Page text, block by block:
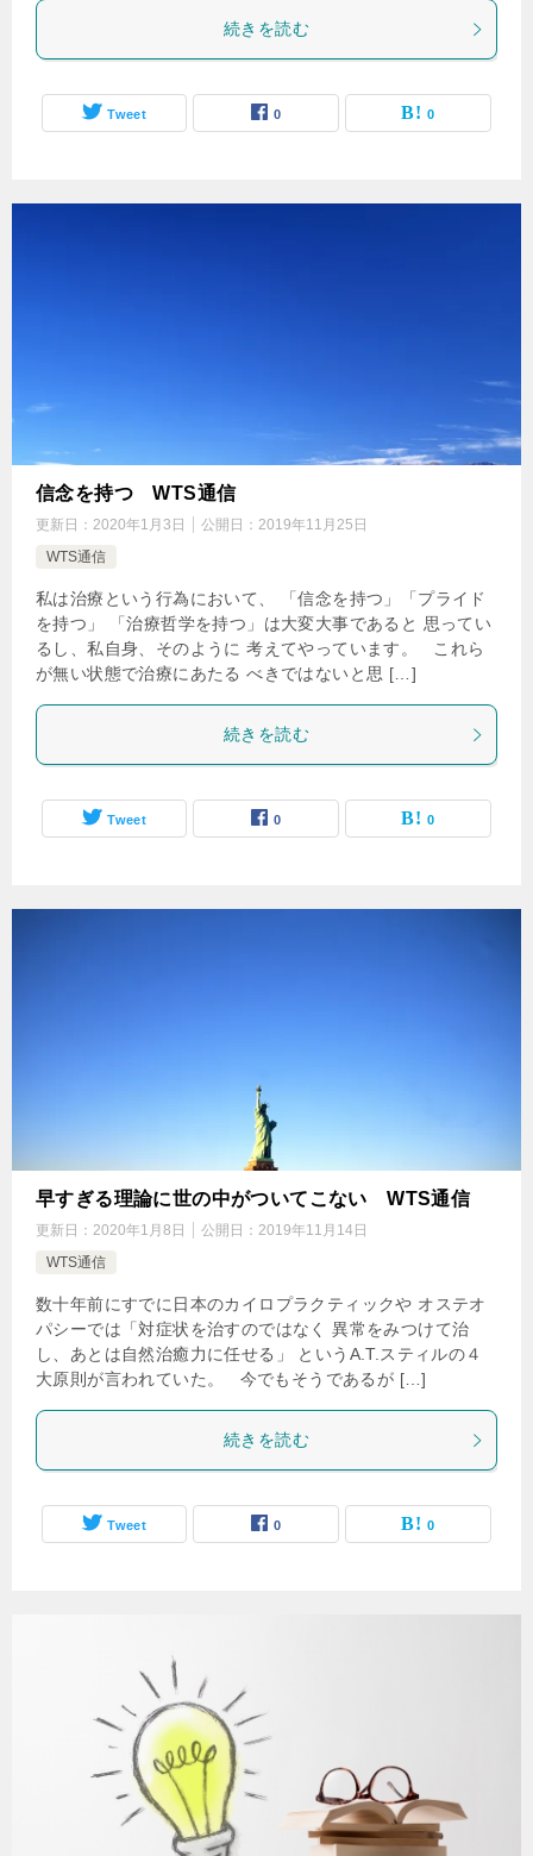
続きを読む
Tweet 0 0
信念を持つ WTS通信
更新日： 2020年1月3日 公開日： 2019年11月25日
WTS通信
私は治療という行為において、 「信念を持つ」「プライド
を持つ」 「治療哲学を持つ」は大変大事であると 思ってい
るし、私自身、そのように 考えてやっています。 これら
が無い状態で治療にあたる べきではないと思 […]
続きを読む
Tweet 0 0
早すぎる理論に世の中がついてこない WTS通信
更新日： 2020年1月8日 公開日： 2019年11月14日
WTS通信
数十年前にすでに日本のカイロプラクティックや オステオ
パシーでは「対症状を治すのではなく 異常をみつけて治
し、あとは自然治癒力に任せる」 というA.T.スティルの４
大原則が言われていた。 今でもそうであるが […]
続きを読む
Tweet 0 0